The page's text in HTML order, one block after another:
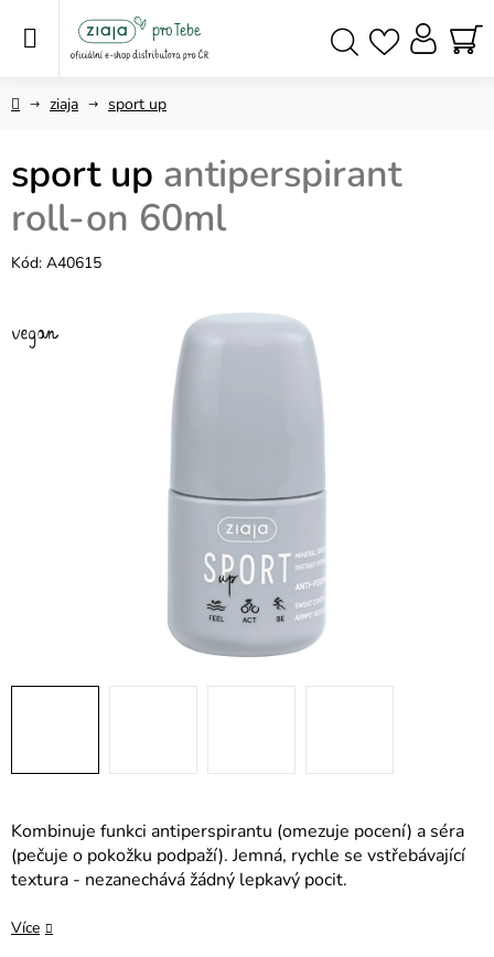
Domůziaja sport up
Kombinuje funkci antiperspirantu (omezuje pocení) a séra
(pečuje o pokožku podpaží). Jemná, rychle se vstřebávající
textura - nezanechává žádný lepkavý pocit.
Více
sport up antiperspirant
roll-on 60ml
Kód: A40615